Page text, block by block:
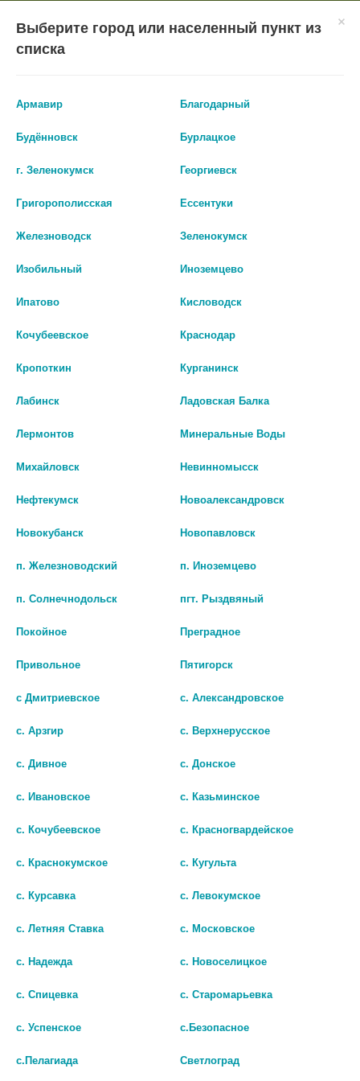
ГЛАВНАЯ КАТАЛОГ ЛЕКАРСТВА И БАДЫ
Витаминные комплексы
для пожилых
© Городская аптека - Маркетплейс. Все права защищены
Городская Аптека Маркетплейс
- In Google Play
VIEW
Выберите город или населенный пункт из
списка
Армавир Благодарный
Будённовск Бурлацкое
г. Зеленокумск Георгиевск
Григорополисская Ессентуки
Железноводск Зеленокумск
Изобильный Иноземцево
Ипатово Кисловодск
Кочубеевское Краснодар
Кропоткин Курганинск
Лабинск Ладовская Балка
Лермонтов Минеральные Воды
Михайловск Невинномысск
Нефтекумск Новоалександровск
Новокубанск Новопавловск
п. Железноводский п. Иноземцево
п. Солнечнодольск пгт. Рыздвяный
Покойное Преградное
Привольное Пятигорск
с Дмитриевское с. Александровское
с. Арзгир с. Верхнерусское
с. Дивное с. Донское
с. Ивановское с. Казьминское
с. Кочубеевское с. Красногвардейское
с. Краснокумское с. Кугульта
с. Курсавка с. Левокумское
с. Летняя Ставка с. Московское
с. Надежда с. Новоселицкое
с. Спицевка с. Старомарьевка
с. Успенское с.Безопасное
с.Пелагиада Светлоград
Городская Аптека